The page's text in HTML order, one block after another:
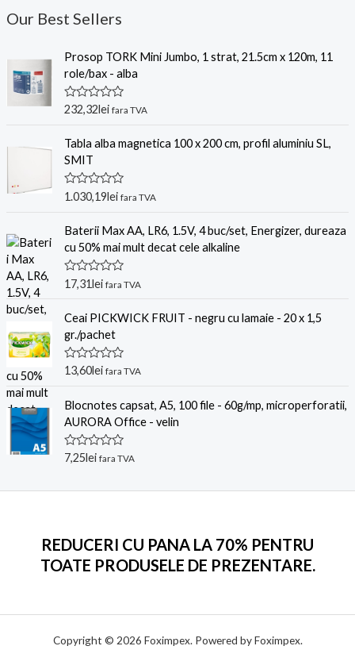
Our Best Sellers
Prosop TORK Mini Jumbo, 1 strat, 21.5cm x 120m, 11
role/bax - alba
E
l
a
t
l
a
i
5
232,32lei fara TVA
Tabla alba magnetica 100 x 200 cm, profil aluminiu SL,
SMIT
E
l
a
t
l
a
i
5
1.030,19lei fara TVA
Baterii Max AA, LR6, 1.5V, 4 buc/set, Energizer, dureaza
cu 50% mai mult decat cele alkaline
E
l
a
t
l
a
i
n
5
17,31lei fara TVA
Ceai PICKWICK FRUIT - negru cu lamaie - 20 x 1,5
gr./pachet
E
l
u
a
t
l
a
i
13,60lei fara TVA
Blocnotes capsat, A5, 100 file - 60g/mp, microperforatii,
AURORA Office - velin
E
l
a
d
7,25lei fara TVA
REDUCERI CU PANA LA 70% PENTRU
TOATE PRODUSELE DE PREZENTARE.
Copyright © 2026 Foximpex. Powered by Foximpex.